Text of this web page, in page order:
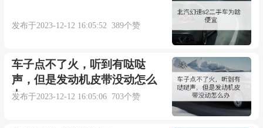
发布于2023-12-12 16:05:52 389个赞
车子点不了火，听到有哒哒
声，但是发动机皮带没动怎么
办
发布于2023-12-12 16:05:06 703个赞